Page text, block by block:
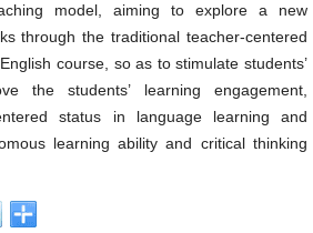
model, aiming to explore a new
through the traditional teacher-centered
course, so as to stimulate students’
the students’ learning engagement,
status in language learning and
learning ability and critical thinking